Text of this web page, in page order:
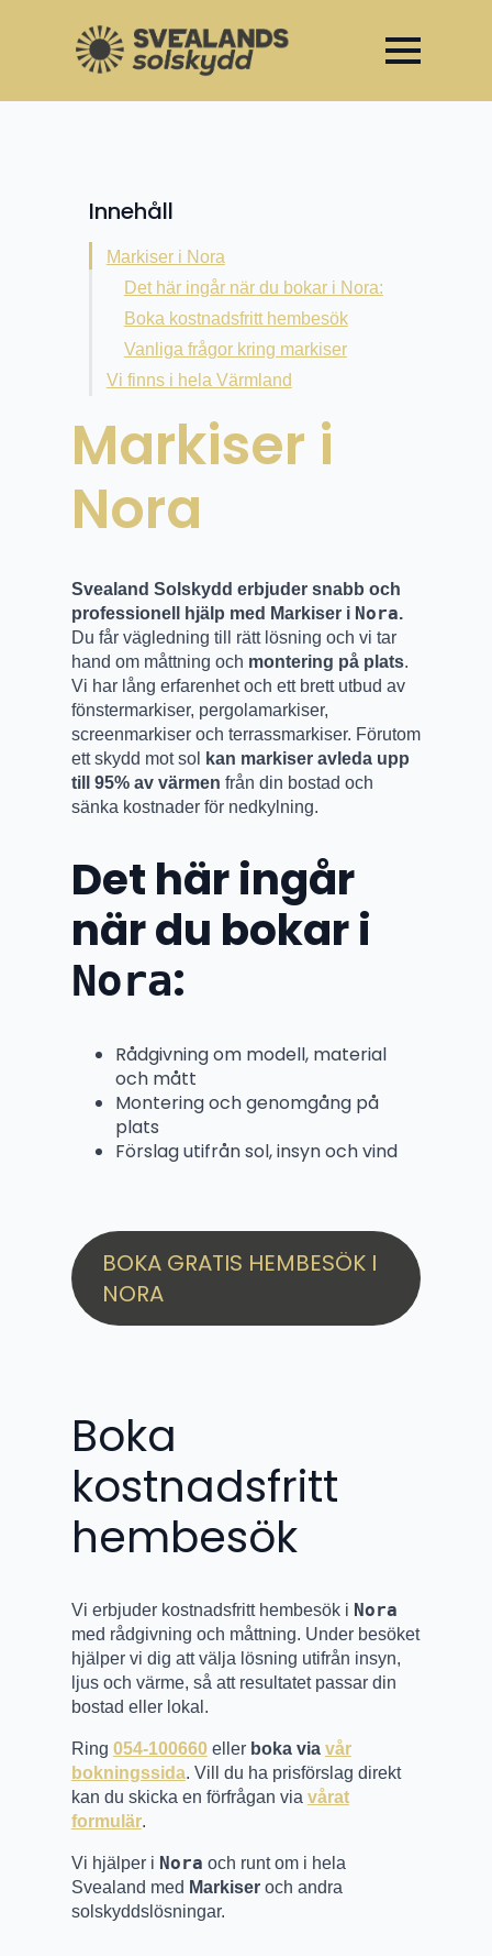
Invigning av vårt showroom –
Unika öppningserbjudanden t.o.m 30 april
Innehåll
Markiser i Nora
Det här ingår när du bokar i Nora:
Boka kostnadsfritt hembesök
Vanliga frågor kring markiser
Vi finns i hela Värmland
Markiser i
Nora
Svealand Solskydd erbjuder snabb och
professionell hjälp med Markiser i Nora.
Du får vägledning till rätt lösning och vi tar
hand om måttning och montering på plats.
Vi har lång erfarenhet och ett brett utbud av
fönstermarkiser, pergolamarkiser,
screenmarkiser och terrassmarkiser. Förutom
ett skydd mot sol
kan markiser avleda upp
till 95% av värmen från din bostad och
sänka kostnader för nedkylning.
Det här ingår
när du bokar i
Nora:
Rådgivning om modell, material
och mått
Montering och genomgång på
plats
Förslag utifrån sol, insyn och vind
BOKA GRATIS HEMBESÖK I
NORA
Boka
kostnadsfritt
hembesök
Vi erbjuder kostnadsfritt hembesök i Nora
med rådgivning och måttning. Under besöket
hjälper vi dig att välja lösning utifrån insyn,
ljus och värme, så att resultatet passar din
bostad eller lokal.
Ring 054-100660eller boka via vår
bokningssida. Vill du ha prisförslag direkt
kan du skicka en förfrågan via vårat
formulär.
Vi hjälper i Nora och runt om i hela
Svealand med Markiseroch andra
solskyddslösningar.